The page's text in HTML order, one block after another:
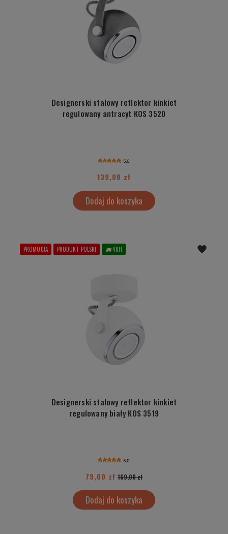
Designerski stalowy reflektor kinkiet
regulowany antracyt KOS 3520
5.0
139,00 zł
Dodaj do koszyka
Designerski stalowy reflektor kinkiet
regulowany biały KOS 3519
5.0
79,00 zł 169,00 zł
Dodaj do koszyka
PROMOCJA PRODUKT POLSKI 48H